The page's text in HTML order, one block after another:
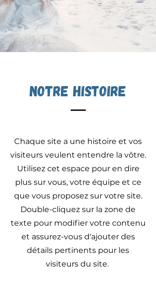
Notre histoire
Chaque site a une histoire et vos
visiteurs veulent entendre la vôtre.
Utilisez cet espace pour en dire
plus sur vous, votre équipe et ce
que vous proposez sur votre site.
Double-cliquez sur la zone de
texte pour modifier votre contenu
et assurez-vous d'ajouter des
détails pertinents pour les
visiteurs du site. ​